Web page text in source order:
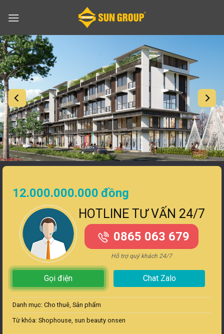
12.000.000.000 đồng
HOTLINE TƯ VẤN 24/7
0865 063 679
Hỗ trợ quý khách 24/7
Gọi điện Chat Zalo
Danh mục: Cho thuê Sản phẩm
Từ khóa: Shophouse sun beauty onsen